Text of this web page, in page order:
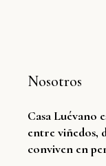
Nosotros
Casa Luévano
entre viñedos,
conviven en